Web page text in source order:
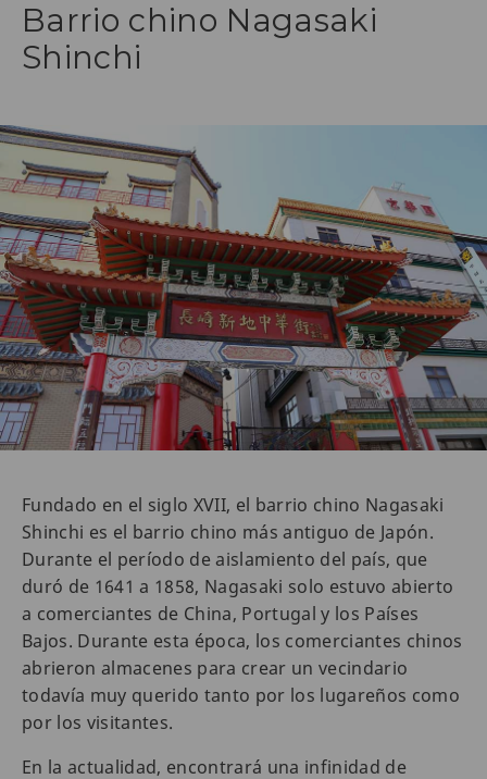
Barrio chino Nagasaki
Shinchi
Fundado en el siglo XVII, el barrio chino Nagasaki
Shinchi es el barrio chino más antiguo de Japón.
Durante el período de aislamiento del país, que
duró de 1641 a 1858, Nagasaki solo estuvo abierto
a comerciantes de China, Portugal y los Países
Bajos. Durante esta época, los comerciantes chinos
abrieron almacenes para crear un vecindario
todavía muy querido tanto por los lugareños como
por los visitantes.
En la actualidad, encontrará una infinidad de